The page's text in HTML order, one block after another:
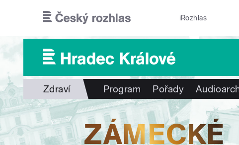
iRozhlas
Zdraví Program Pořady